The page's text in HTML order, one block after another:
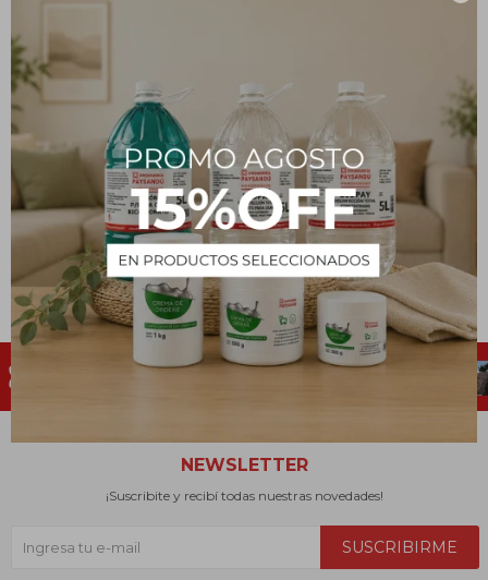
CAMERATTA
SERVILLETAS 21 x 22 - 50
Unidades.
$ 23
NEWSLETTER
¡Suscribite y recibí todas nuestras novedades!
SUSCRIBIRME